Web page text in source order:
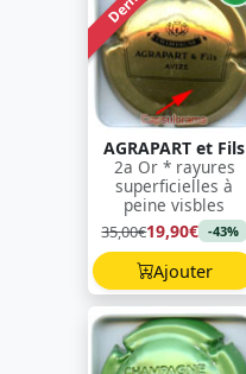
AGRAPART et Fils
2a Or * rayures
superficielles à
peine visbles
35,00€19,90€ -43%
Ajouter